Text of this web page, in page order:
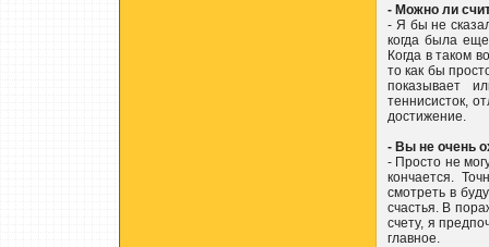
- Можно ли
- Я бы не
когда была
Когда в таком
то как бы
показывает
теннисисток,
достижение.
- Вы не очень
- Просто не
кончается.
смотреть в
счастья. В
счету, я
главное.